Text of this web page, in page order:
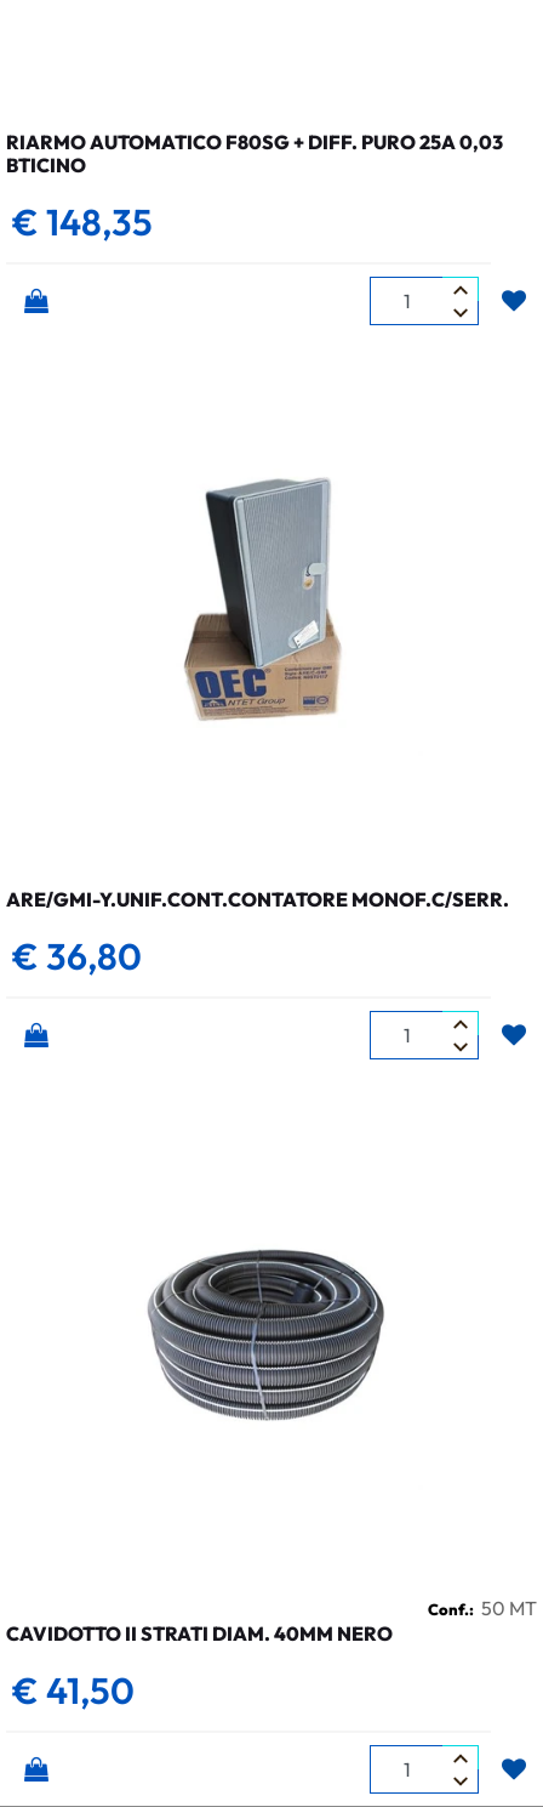
RIARMO AUTOMATICO F80SG + DIFF. PURO 25A 0,03
BTICINO
€ 148,35
Quantità
ARE/GMI-Y.UNIF.CONT.CONTATORE MONOF.C/SERR.
€ 36,80
Quantità
Conf.: 50 MT
CAVIDOTTO II STRATI DIAM. 40MM NERO
€ 41,50
Quantità